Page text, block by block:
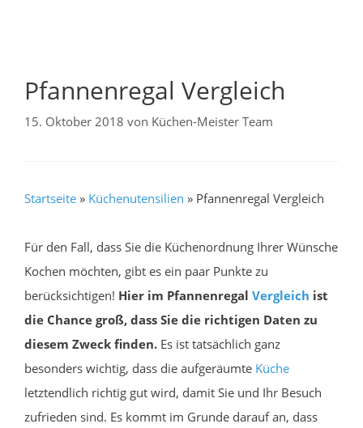
Pfannenregal Vergleich
15. Oktober 2018 von Küchen-Meister Team
Startseite » Küchenutensilien » Pfannenregal Vergleich
Für den Fall, dass Sie die Küchenordnung Ihrer Wünsche
Kochen möchten, gibt es ein paar Punkte zu
berücksichtigen! Hier im Pfannenregal Vergleich ist
die Chance groß, dass Sie die richtigen Daten zu
diesem Zweck finden. Es ist tatsächlich ganz
besonders wichtig, dass die aufgeräumte Küche
letztendlich richtig gut wird, damit Sie und Ihr Besuch
zufrieden sind. Es kommt im Grunde darauf an, dass